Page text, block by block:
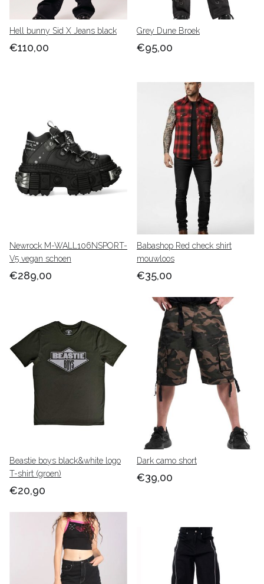
Hell bunny Sid X Jeans black
€110,00
Grey Dune Broek
€95,00
Newrock M-WALL106NSPORT-
V5 vegan schoen
€289,00
Babashop Red check shirt
mouwloos
€35,00
Beastie boys black&white logo
T-shirt (groen)
€20,90
Dark camo short
€39,00